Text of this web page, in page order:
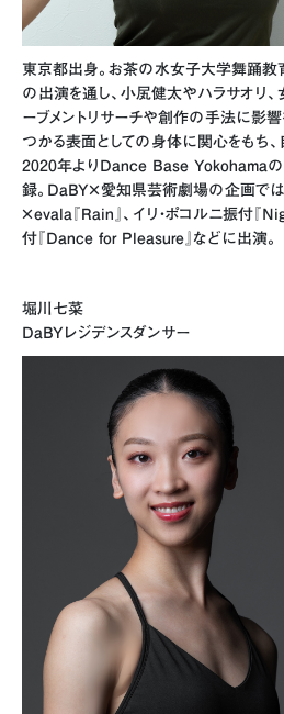
東京都出身。お茶の水女子大学舞踊教
の出演を通し、小㞍健太やハラサオリ
ーブメントリサーチや創作の手法に影
つかる表面としての身体に関心をもち
2020年よりDance Base Yokohamaの
録。DaBY×愛知県芸術劇場の企画で
×evala『Rain』、イリ・ポコルニ振付『
付『Dance for Pleasure』 などに出演。
堀川七菜
DaBYレジデンスダンサー